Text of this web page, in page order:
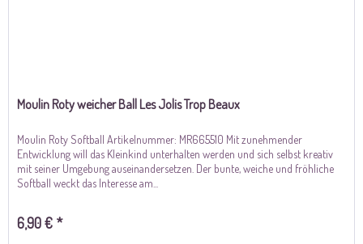
Moulin Roty weicher Ball Les Jolis Trop Beaux
Moulin Roty Softball Artikelnummer: MR665510 Mit zunehmender
Entwicklung will das Kleinkind unterhalten werden und sich selbst kreativ
mit seiner Umgebung auseinandersetzen. Der bunte, weiche und fröhliche
Softball weckt das Interesse am...
6,90 € *